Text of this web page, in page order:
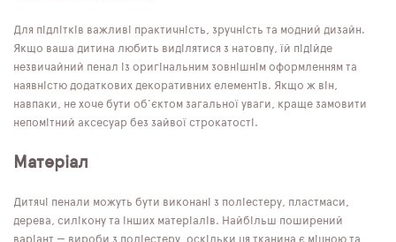
Для підлітків важливі практичність, зручність та модний дизайн.
Якщо ваша дитина любить виділятися з натовпу, їй підійде
незвичайний пенал із оригінальним зовнішнім оформленням та
наявністю додаткових декоративних елементів. Якщо ж він,
навпаки, не хоче бути об'єктом загальної уваги, краще замовити
непомітний аксесуар без зайвої строкатості.
Матеріал
Дитячі пенали можуть бути виконані з поліестеру, пластмаси,
дерева, силікону та інших матеріалів. Найбільш поширений
варіант — вироби з поліестеру, оскільки ця тканина є міцною та